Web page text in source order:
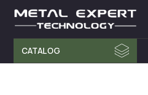
CATALOG